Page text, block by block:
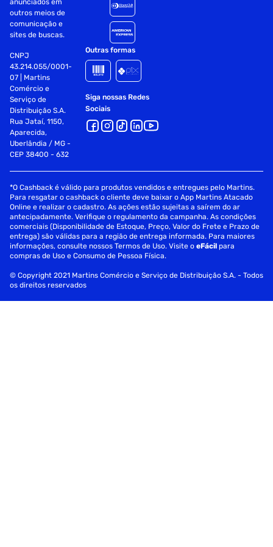
anunciados em
outros meios de
comunicação e
sites de buscas.
CNPJ
43.214.055/0001-
07 | Martins
Comércio e
Serviço de
Distribuição S.A.
Rua Jataí, 1150,
Aparecida,
Uberlândia / MG -
CEP 38400 - 632
Outras formas
Siga nossas Redes
Sociais
*O Cashback é válido para produtos vendidos e entregues pelo Martins.
Para resgatar o cashback o cliente deve baixar o App Martins Atacado
Online e realizar o cadastro. As ações estão sujeitas a saírem do ar
antecipadamente. Verifique o regulamento da campanha. As condições
comerciais (Disponibilidade de Estoque, Preço, Valor do Frete e Prazo de
entrega) são válidas para a região de entrega informada. Para maiores
informações, consulte nossos Termos de Uso. Visite oeFácil para
compras de Uso e Consumo de Pessoa Física.
© Copyright 2021 Martins Comércio e Serviço de Distribuição S.A. - Todos
os direitos reservados